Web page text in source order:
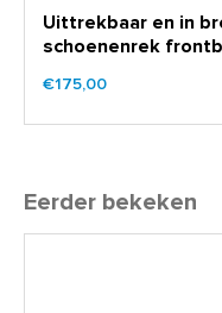
Uittrekbaar en in
schoenenrek
€175,00
Eerder bekeken